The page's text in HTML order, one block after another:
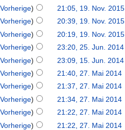
Vorherige 21:05, 19. Nov. 2015
Vorherige 20:39, 19. Nov. 2015
Vorherige 20:19, 19. Nov. 2015
Vorherige 23:20, 25. Jun. 2014
Vorherige 23:09, 15. Jun. 2014
Vorherige 21:40, 27. Mai 2014
Vorherige 21:37, 27. Mai 2014
Vorherige 21:34, 27. Mai 2014
Vorherige 21:22, 27. Mai 2014
Vorherige 21:22, 27. Mai 2014